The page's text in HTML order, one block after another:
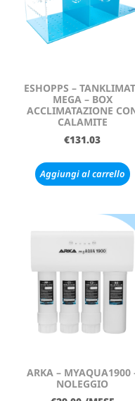
ESHOPPS –
MEGA – BOX
ACCLIMATAZIONE
CALAMITE
€131.03
Aggiungi al carrello
ARKA – MYAQUA1900
NOLEGGIO